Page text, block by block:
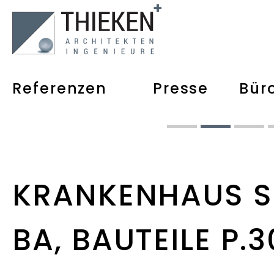
Referenzen Presse
KRANKENHAUS
BA, BAUTEILE